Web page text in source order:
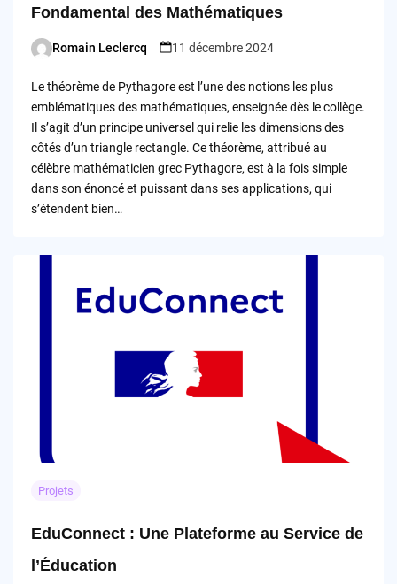
Fondamental des Mathématiques
Posted
Romain Leclercq 11 décembre 2024
Le théorème de Pythagore est l’une des notions les plus
emblématiques des mathématiques, enseignée dès le collège.
Il s’agit d’un principe universel qui relie les dimensions des
côtés d’un triangle rectangle. Ce théorème, attribué au
célèbre mathématicien grec Pythagore, est à la fois simple
dans son énoncé et puissant dans ses applications, qui
s’étendent bien…
Projets
EduConnect : Une Plateforme au Service de
l’Éducation